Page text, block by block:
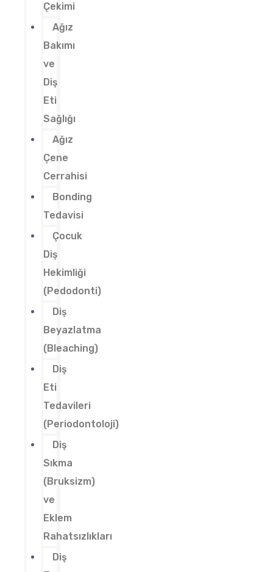
Çekimi
Ağız
Bakımı
ve
Diş
Eti
Sağlığı
Ağız
Çene
Cerrahisi
Bonding
Tedavisi
Çocuk
Diş
Hekimliği
(Pedodonti)
Diş
Beyazlatma
(Bleaching)
Diş
Eti
Tedavileri
(Periodontoloji)
Diş
Sıkma
(Bruksizm)
ve
Eklem
Rahatsızlıkları
Diş